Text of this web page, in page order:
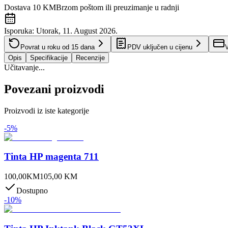
Dostava 10 KMBrzom poštom ili preuzimanje u radnji
Isporuka: Utorak, 11. August 2026.
Povrat u roku od 15 dana PDV uključen u cijenu
Opis
Specifikacije Recenzije
Učitavanje...
Povezani proizvodi
Proizvodi iz iste kategorije
-5%
Tinta HP magenta 711
100,00KM105,00 KM
Dostupno
-10%